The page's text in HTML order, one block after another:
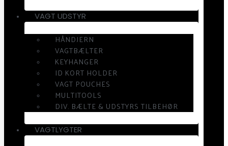
VAGT UDSTYR
HÅNDJERN
VAGTBÆLTER
KEYHANGER
ID KORT HOLDER
VAGT POUCHES
MULTITOOLS
DIV. BÆLTE & UDSTYRS TILBEHØR
VAGTLYGTER